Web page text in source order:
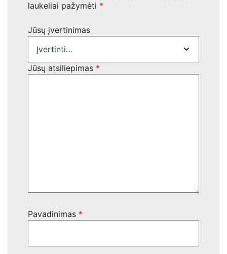
laukeliai pažymėti *
Jūsų įvertinimas
Jūsų atsiliepimas *
Pavadinimas *